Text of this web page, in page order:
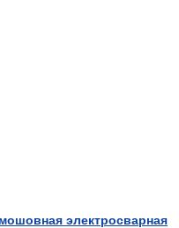
электросварная